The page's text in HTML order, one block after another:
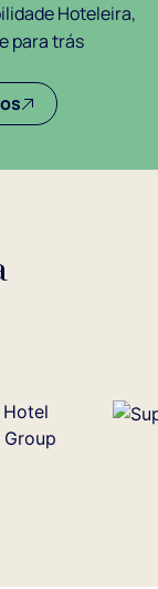
Hoteleira,
para trás